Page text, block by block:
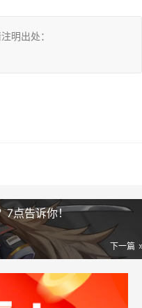
明出处：
7点告诉你！
下一篇